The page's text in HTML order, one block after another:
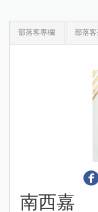
部落客專欄 部落
南西嘉